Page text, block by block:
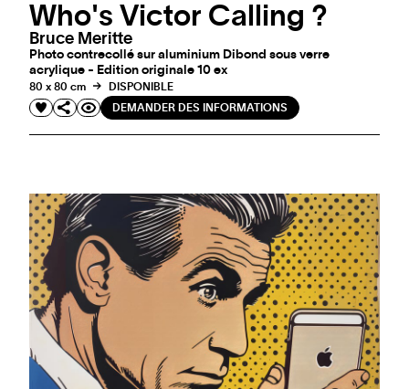
Who's Victor Calling ?
Bruce Meritte
Photo contrecollé sur aluminium Dibond sous verre
acrylique - Edition originale 10 ex
80 x 80 cm
DISPONIBLE
DEMANDER DES INFORMATIONS